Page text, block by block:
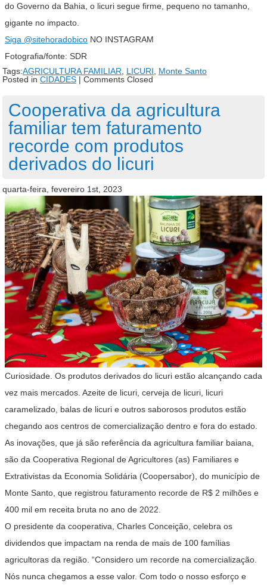
do Governo da Bahia, o licuri segue firme, pequeno no tamanho,
gigante no impacto.
Siga @sitehoradobico NO INSTAGRAM
Fotografia/fonte: SDR
Tags:AGRICULTURA FAMILIAR LICURI
Monte Santo
Posted in CIDADES | Comments Closed
Cooperativa da agricultura
familiar tem faturamento
recorde com produtos
derivados do licuri
quarta-feira, fevereiro 1st, 2023
Curiosidade. Os produtos derivados do licuri estão alcançando cada
vez mais mercados. Azeite de licuri, cerveja de licuri, licuri
caramelizado, balas de licuri e outros saborosos produtos estão
chegando aos centros de comercialização dentro e fora do estado.
As inovações, que já são referência da agricultura familiar baiana,
são da Cooperativa Regional de Agricultores (as) Familiares e
Extrativistas da Economia Solidária (Coopersabor), do município de
Monte Santo, que registrou faturamento recorde de R$ 2 milhões e
400 mil em receita bruta no ano de 2022.
O presidente da cooperativa, Charles Conceição, celebra os
dividendos que impactam na renda de mais de 100 famílias
agricultoras da região. “Considero um recorde na comercialização.
Nós nunca chegamos a esse valor. Com todo o nosso esforço e